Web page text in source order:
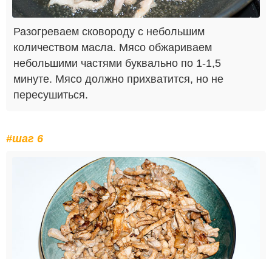
Разогреваем сковороду с небольшим
количеством масла. Мясо обжариваем
небольшими частями буквально по 1-1,5
минуте. Мясо должно прихватится, но не
пересушиться.
#шаг 6